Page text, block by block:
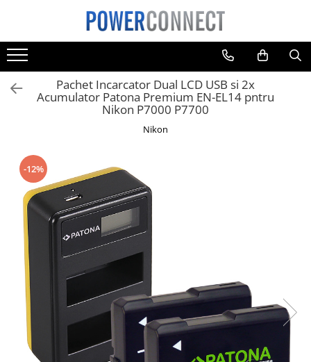
Toate Produsele
Sisteme filtrare apa
Sisteme filtrare apa
Aparate foto
Camere video
Telefoane mobile
Aspiratoare
Diverse
Adaptoare
Boxe portabile
Console
Gripuri
Laptop
Pachet Incarcator Dual LCD USB si 2x
Acumulator Patona Premium EN-EL14 pntru
Nikon P7000 P7700
Nikon
-12%